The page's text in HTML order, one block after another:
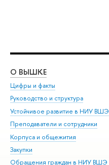
О ВЫШКЕ
Цифры и факты
Руководство и структура
Устойчивое развитие в НИУ ВШЭ
Преподаватели и сотрудники
Корпуса и общежития
Закупки
Обращения граждан в НИУ ВШЭ